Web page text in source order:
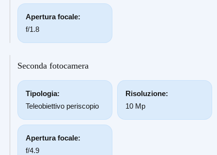
Apertura focale:
f/1.8
Seconda fotocamera
Tipologia:
Teleobiettivo periscopio
Risoluzione:
10 Mp
Apertura focale:
f/4.9